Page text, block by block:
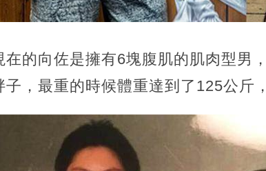
在的向佐是擁有6塊腹肌的肌肉型男
子，最重的時候體重達到了125公斤